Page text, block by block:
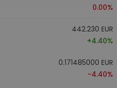
0.00%
442.230 EUR
+4.40%
0.171485000 EUR
-4.40%